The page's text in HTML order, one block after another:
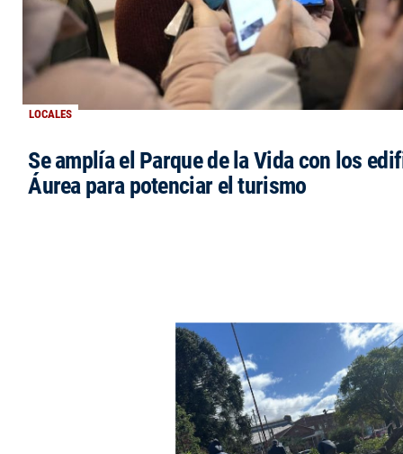
LOCALES
Se amplía el Parque de la Vida con los
Áurea para potenciar el turismo